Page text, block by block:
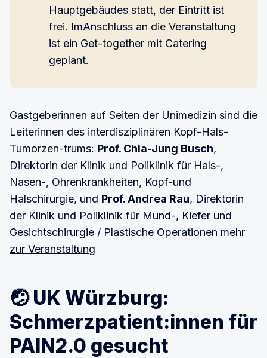
Hauptgebäudes statt, der Eintritt ist
frei. ImAnschluss an die Veranstaltung
ist ein Get-together mit Catering
geplant.
Gastgeberinnen auf Seiten der Unimedizin sind die
Leiterinnen des interdisziplinären Kopf-Hals-
Tumorzen-trums: Prof. Chia-Jung Busch,
Direktorin der Klinik und Poliklinik für Hals-,
Nasen-, Ohrenkrankheiten, Kopf-und
Halschirurgie, und Prof. Andrea Rau, Direktorin
der Klinik und Poliklinik für Mund-, Kiefer und
Gesichtschirurgie / Plastische Operationen mehr
zur Veranstaltung
🤕 UK Würzburg:
Schmerzpatient:innen für
PAIN2.0 gesucht